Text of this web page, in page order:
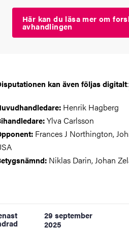
Här kan du läsa mer om
avhandlingen
kan även följas digitalt:
Henrik Hagberg
Ylva Carlsson
Frances J Northington,
Niklas Darin, Johan
29 september
2025